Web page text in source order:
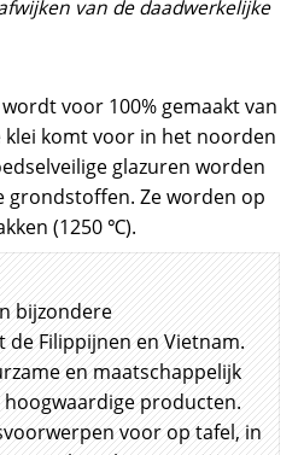
van de daadwerkelijke
voor 100% gemaakt van
komt voor in het noorden
glazuren worden
grondstoffen. Ze worden op
(1250 ℃).
bijzondere
Filippijnen en Vietnam.
en maatschappelijk
producten.
voor op tafel, in